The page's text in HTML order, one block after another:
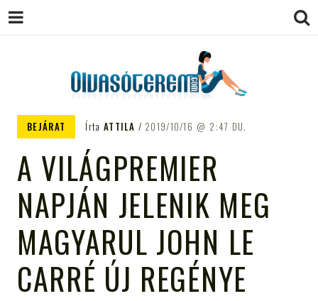
OLVASÓTEREM.COM – AZ
EGÉSZSÉGES OLVASÁS
TÁMOGATÓJA
BEJÁRAT Írta ATTILA 2019/10/16 2:47 DU.
A VILÁGPREMIER
NAPJÁN JELENIK MEG
MAGYARUL JOHN LE
CARRÉ ÚJ REGÉNYE